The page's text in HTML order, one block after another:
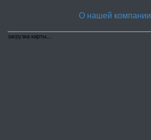
загрузка карты...
О нашей компании